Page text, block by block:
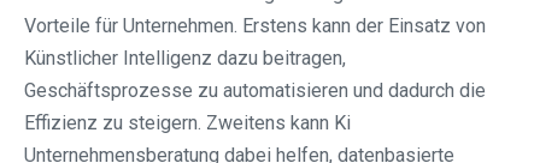
Vorteile für Unternehmen. Erstens kann der Einsatz von
Künstlicher Intelligenz dazu beitragen,
Geschäftsprozesse zu automatisieren und dadurch die
Effizienz zu steigern. Zweitens kann Ki
Unternehmensberatung dabei helfen, datenbasierte